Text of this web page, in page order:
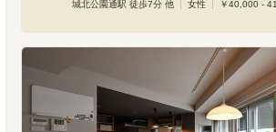
城北公園通駅 徒歩7分 他
女性 ￥40,000 -